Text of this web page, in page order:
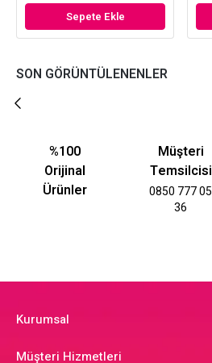
Sepete Ekle
SON GÖRÜNTÜLENENLER
%100
Orijinal
Ürünler
Müşteri
Temsilcisi
0850 777 05
36
Kurumsal
Müşteri Hizmetleri